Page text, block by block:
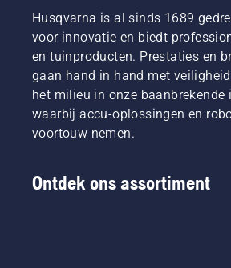
Husqvarna is al sinds 1689
voor innovatie en biedt
en tuinproducten. Prestaties en
gaan hand in hand met
het milieu in onze baanbrekende
waarbij accu-oplossingen en
voortouw nemen.
Ontdek ons assortiment